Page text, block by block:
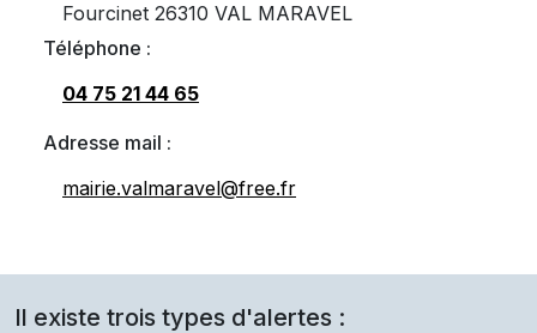
Fourcinet 26310 VAL MARAVEL
Téléphone :
04 75 21 44 65
Adresse mail :
mairie.valmaravel@free.fr
Il existe trois types d'alertes :